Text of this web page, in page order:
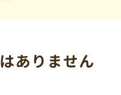
はありません